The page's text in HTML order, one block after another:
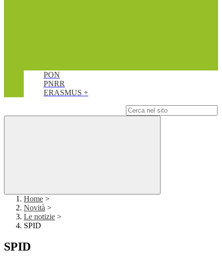
PON
PNRR
ERASMUS +
Home >
Novità >
Le notizie >
SPID
SPID